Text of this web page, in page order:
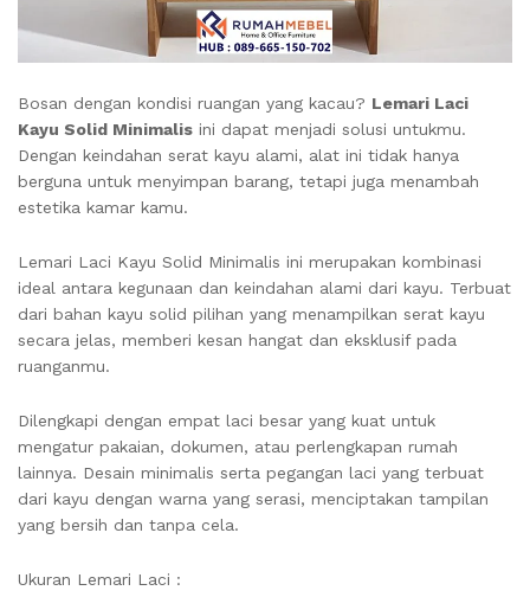
Bosan dengan kondisi ruangan yang kacau? Lemari Laci
Kayu Solid Minimalis ini dapat menjadi solusi untukmu.
Dengan keindahan serat kayu alami, alat ini tidak hanya
berguna untuk menyimpan barang, tetapi juga menambah
estetika kamar kamu.
Lemari Laci Kayu Solid Minimalis ini merupakan kombinasi
ideal antara kegunaan dan keindahan alami dari kayu. Terbuat
dari bahan kayu solid pilihan yang menampilkan serat kayu
secara jelas, memberi kesan hangat dan eksklusif pada
ruanganmu.
Dilengkapi dengan empat laci besar yang kuat untuk
mengatur pakaian, dokumen, atau perlengkapan rumah
lainnya. Desain minimalis serta pegangan laci yang terbuat
dari kayu dengan warna yang serasi, menciptakan tampilan
yang bersih dan tanpa cela.
Ukuran Lemari Laci :